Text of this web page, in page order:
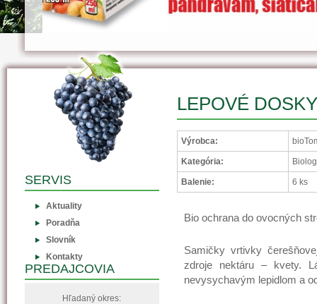
LEPOVÉ
Výrobca:
Kategória:
Balenie: 6 ks
Bio ochrana do ovocných
Samičky vrtivky
zdroje nektáru – kvety.
nevysychavým lepidlom a
SERVIS
Aktuality
Poradňa
Slovník
Kontakty
PREDAJCOVIA
Hľadaný okres: